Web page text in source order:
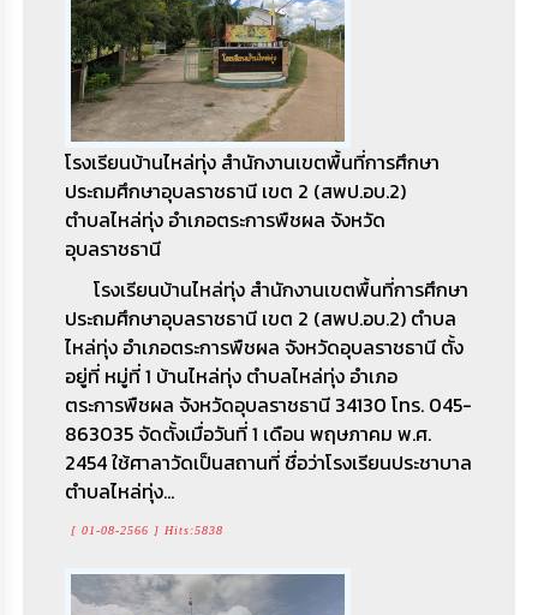
โรงเรียนบ้านไหล่ทุ่ง สำนักงานเขตพื้นที่การศึกษา
ประถมศึกษาอุบลราชธานี เขต 2 (สพป.อบ.2)
ตำบลไหล่ทุ่ง อำเภอตระการพืชผล จังหวัด
อุบลราชธานี
โรงเรียนบ้านไหล่ทุ่ง สำนักงานเขตพื้นที่การศึกษา
ประถมศึกษาอุบลราชธานี เขต 2 (สพป.อบ.2) ตำบล
ไหล่ทุ่ง อำเภอตระการพืชผล จังหวัดอุบลราชธานี ตั้ง
อยู่ที่ หมู่ที่ 1 บ้านไหล่ทุ่ง ตำบลไหล่ทุ่ง อำเภอ
ตระการพืชผล จังหวัดอุบลราชธานี 34130 โทร. 045-
863035 จัดตั้งเมื่อวันที่ 1 เดือน พฤษภาคม พ.ศ.
2454 ใช้ศาลาวัดเป็นสถานที่ ชื่อว่าโรงเรียนประชาบาล
ตำบลไหล่ทุ่ง...
[ 01-08-2566 ] Hits:5838
ร้านค้าชุมชนบ้านคำข่า หมู่ที่ 7 ตำบลไหล่ทุ่ง อำเภอ
ตระการพืชผล จังหวัดอุบลราชธานี
[ 05-09-2566 ] Hits:5461
กลุ่มผลิตภัณฑ์กลึงไม้ บ้านไหล่ทุ่ง หมู่ที่ 1 ตำบล
ไหล่ทุ่ง อำเภอตระการพืชผล จังหวัดอุบลราชธานี